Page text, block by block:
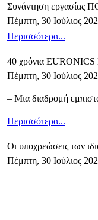
Συνάντηση εργασίας
Πέμπτη, 30 Ιούλιος
Περισσότερα...
40 χρόνια
Πέμπτη, 30 Ιούλιος
– Μια διαδρομή
Περισσότερα...
Οι υποχρεώσεις των
Πέμπτη, 30 Ιούλιος